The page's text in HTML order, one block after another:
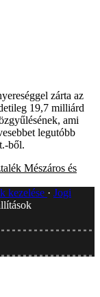
zárta az
19,7 milliárd
ami
legutóbb
ből.
Mészáros és
kezelése
Jogi